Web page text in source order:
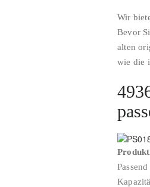
Wir
Bevor
alten
wie die